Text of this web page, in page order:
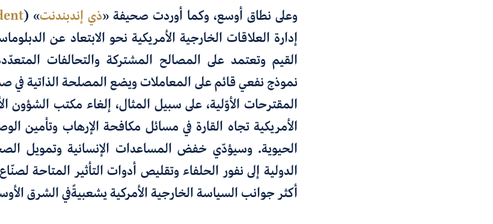
وعلى نطاق أوسع، وكما أوردت صحيفة «ذي إندبندنت» (
إدارة العلاقات الخارجية الأمريكية نحو الابتعاد عن
القيم وتعتمد على المصالح المشتركة والتحالفات
نموذج نفعي قائم على المعاملات ويضع المصلحة الذاتية في
المقترحات الأوّلية، على سبيل المثال، إلغاء مكتب الشؤون
الأمريكية تجاه القارة في مسائل مكافحة الإرهاب وتأمين
الحيوية. وسيؤدّي خفض المساعدات الإنسانية وتمويل
الدولية إلى نفور الحلفاء وتقليص أدوات التأثير المتاحة لصنّاع
أكثر جوانب السياسة الخارجية الأمركية يشعبيةًفي الشرق